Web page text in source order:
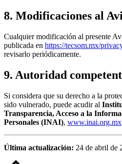
8. Modificaciones al
Cualquier modificación al presente
publicada en https://tecsom.mx/
revisarlo periódicamente.
9. Autoridad
Si considera que su derecho a la
sido vulnerado, puede acudir al
Transparencia, Acceso a la
Personales (INAI), www.inai.org.mx
Última actualización: 24 de abril de